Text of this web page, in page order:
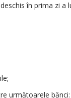
în prima zi a